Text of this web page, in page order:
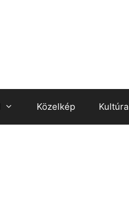
Közelkép Kultúra